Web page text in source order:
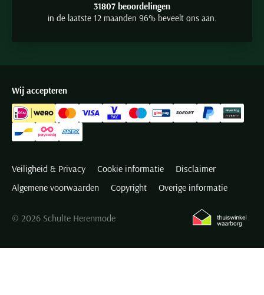
31807 beoordelingen
in de laatste 12 maanden 96% beveelt ons aan.
Wij accepteren
Veiligheid & Privacy Cookie informatie
Disclaimer
Algemene voorwaarden
Copyright Overige informatie
© 2026 Schulte Herenmode